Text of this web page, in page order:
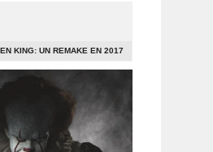
KING: UN REMAKE EN 2017